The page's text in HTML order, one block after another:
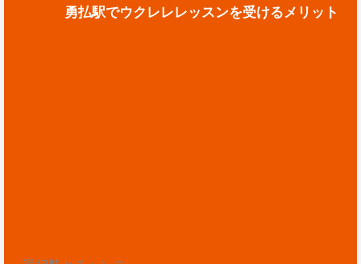
勇払駅でウクレレレッスンを受けるメリット